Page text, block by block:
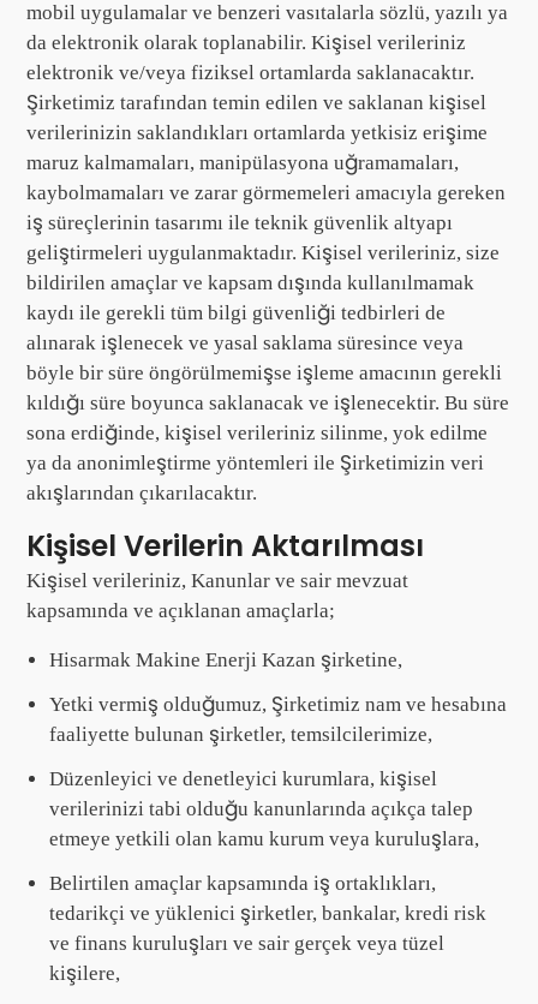
mobil uygulamalar ve benzeri vasıtalarla sözlü, yazılı ya
da elektronik olarak toplanabilir. Kişisel verileriniz
elektronik ve/veya fiziksel ortamlarda saklanacaktır.
Şirketimiz tarafından temin edilen ve saklanan kişisel
verilerinizin saklandıkları ortamlarda yetkisiz erişime
maruz kalmamaları, manipülasyona uğramamaları,
kaybolmamaları ve zarar görmemeleri amacıyla gereken
iş süreçlerinin tasarımı ile teknik güvenlik altyapı
geliştirmeleri uygulanmaktadır. Kişisel verileriniz, size
bildirilen amaçlar ve kapsam dışında kullanılmamak
kaydı ile gerekli tüm bilgi güvenliği tedbirleri de
alınarak işlenecek ve yasal saklama süresince veya
böyle bir süre öngörülmemişse işleme amacının gerekli
kıldığı süre boyunca saklanacak ve işlenecektir. Bu süre
sona erdiğinde, kişisel verileriniz silinme, yok edilme
ya da anonimleştirme yöntemleri ile Şirketimizin veri
akışlarından çıkarılacaktır.
Kişisel Verilerin Aktarılması
Kişisel verileriniz, Kanunlar ve sair mevzuat
kapsamında ve açıklanan amaçlarla;
Hisarmak Makine Enerji Kazan şirketine,
Yetki vermiş olduğumuz, Şirketimiz nam ve hesabına
faaliyette bulunan şirketler, temsilcilerimize,
Düzenleyici ve denetleyici kurumlara, kişisel
verilerinizi tabi olduğu kanunlarında açıkça talep
etmeye yetkili olan kamu kurum veya kuruluşlara,
Belirtilen amaçlar kapsamında iş ortaklıkları,
tedarikçi ve yüklenici şirketler, bankalar, kredi risk
ve finans kuruluşları ve sair gerçek veya tüzel
kişilere,